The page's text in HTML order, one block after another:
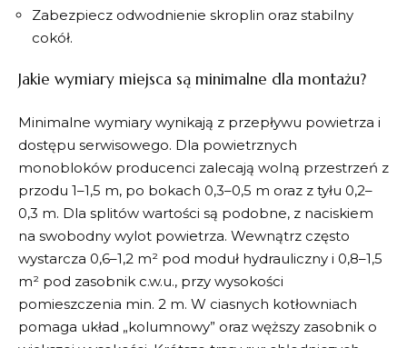
Zabezpiecz odwodnienie skroplin oraz stabilny
cokół.
Jakie wymiary miejsca są minimalne dla montażu?
Minimalne wymiary wynikają z przepływu powietrza i
dostępu serwisowego. Dla powietrznych
monobloków producenci zalecają wolną przestrzeń z
przodu 1–1,5 m, po bokach 0,3–0,5 m oraz z tyłu 0,2–
0,3 m. Dla splitów wartości są podobne, z naciskiem
na swobodny wylot powietrza. Wewnątrz często
wystarcza 0,6–1,2 m² pod moduł hydrauliczny i 0,8–1,5
m² pod zasobnik c.w.u., przy wysokości
pomieszczenia min. 2 m. W ciasnych kotłowniach
pomaga układ „kolumnowy” oraz węższy zasobnik o